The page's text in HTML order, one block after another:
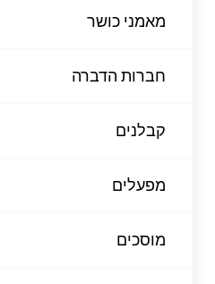
מאמני כושר
חברות הדברה
קבלנים
מפעלים
מוסכים